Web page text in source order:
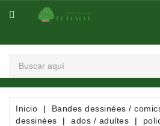
CATEGORÍA
Spectacles
Dessinées
Inicio Bandes dessinées /
dessinèes
ados / adultes